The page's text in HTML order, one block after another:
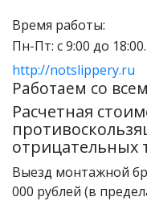
Время работы:
Пн-Пт: с 9:00 до 18:00.
http://notslippery.ru
Работаем со
Расчетная
отрицательных
Выезд монтажной
000 рублей (в